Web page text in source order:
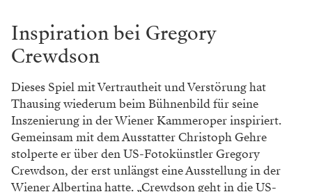
Inspiration bei Gregory
Crewdson
Dieses Spiel mit Vertrautheit und Verstörung hat
Thausing wiederum beim Bühnenbild für seine
Inszenierung in der Wiener Kammeroper inspiriert.
Gemeinsam mit dem Ausstatter Christoph Gehre
stolperte er über den US-Fotokünstler Gregory
Crewdson, der erst unlängst eine Ausstellung in der
Wiener Albertina hatte. „Crewdson geht in die US-